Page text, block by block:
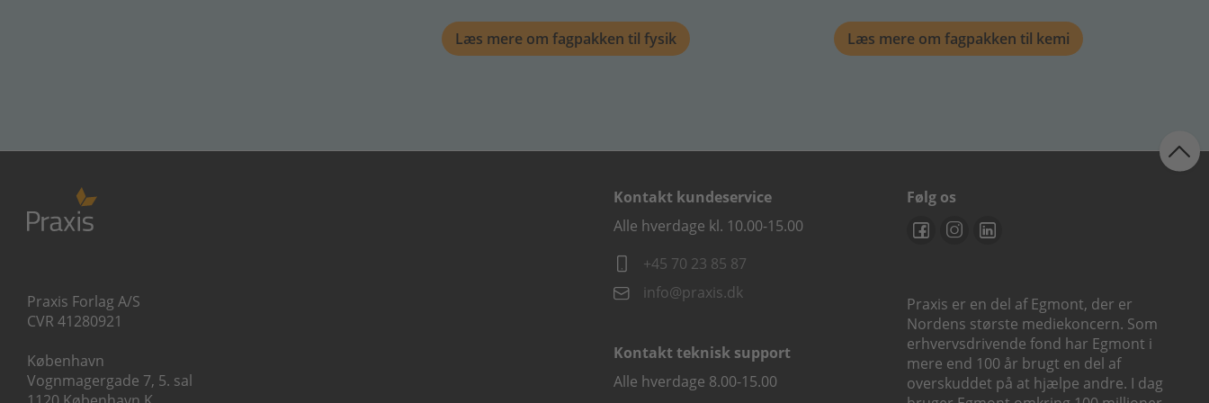
Læs mere om fagpakken til fysik Læs mere om fagpakken til kemi
Praxis Forlag A/S
CVR 41280921
København
Vognmagergade 7, 5. sal
Kontakt kundeservice
Alle hverdage kl. 10.00-15.00
+45 70 23 85 87
info@praxis.dk
Kontakt teknisk support
Alle hverdage 8.00-15.00
Følg os
Praxis er en del af Egmont, der er
Nordens største mediekoncern. Som
erhvervsdrivende fond har Egmont i
mere end 100 år brugt en del af
overskuddet på at hjælpe andre. I dag